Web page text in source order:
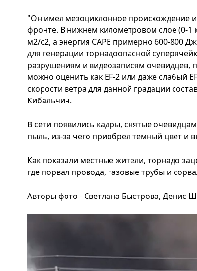
"Он имел мезоциклонное происхождение
фронте. В нижнем километровом слое (0-1
м2/с2, а энергия САРЕ примерно 600-800
для генерации торнадоопасной
разрушениям и видеозаписям очевидцев,
можно оценить как EF-2 или даже слабый
скорости ветра для данной градации
Кибальчич.
В сети появились кадры, снятые
пыль, из-за чего приобрел темный цвет и
Как показали местные жители, торнадо
где порвал провода, газовые трубы и
Авторы фото - Светлана Быстрова, Денис